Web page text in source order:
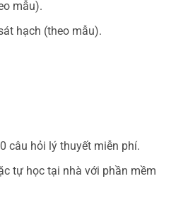
mẫu).
hạch (theo mẫu).
câu hỏi lý thuyết miễn phí.
tự học tại nhà với phần mềm